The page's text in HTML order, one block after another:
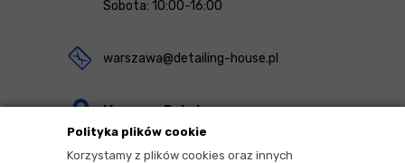
Polityka plików cookie
Korzystamy z plików cookies oraz innych
Sobota: 10:00-16:00
warszawa@detailing-house.pl
Magazyn Rekcin
Nomos Sp. z o.o. sp.k.